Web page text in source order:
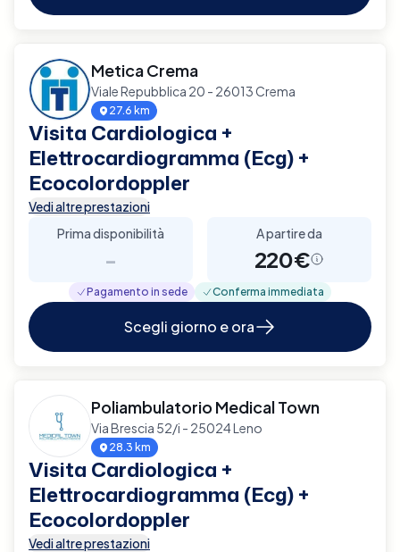
Metica Crema
Viale Repubblica 20 - 26013 Crema
27.6 km
Visita Cardiologica +
Elettrocardiogramma (Ecg) +
Ecocolordoppler
Vedi altre prestazioni
Prima disponibilità
-
A partire da
220€
Pagamento in sede Conferma immediata
Scegli giorno e ora
Poliambulatorio Medical Town
Via Brescia 52/i - 25024 Leno
28.3 km
Visita Cardiologica +
Elettrocardiogramma (Ecg) +
Ecocolordoppler
Vedi altre prestazioni